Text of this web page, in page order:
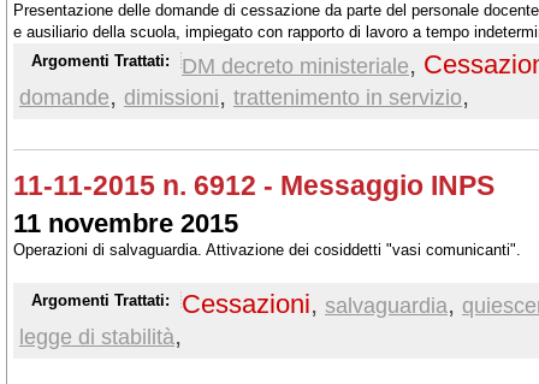
Presentazione delle domande di cessazione da parte del personale
e ausiliario della scuola, impiegato con rapporto di lavoro a tempo
massimo di servizio, di dimissioni volontarie, di trattenimento in servizio
contributivo, dal 1° settembre 2016
Argomenti Trattati: DM decreto ministeriale,
domande, dimissioni, trattenimento in servizio,
11-11-2015 n. 6912 - Messaggio INPS
11 novembre 2015
Operazioni di salvaguardia. Attivazione dei cosiddetti "vasi comunicanti".
Argomenti Trattati: Cessazioni, salvaguardia,
legge di stabilità,